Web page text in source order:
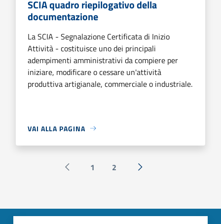
SCIA quadro riepilogativo della
documentazione
La SCIA - Segnalazione Certificata di Inizio
Attività - costituisce uno dei principali
adempimenti amministrativi da compiere per
iniziare, modificare o cessare un'attività
produttiva artigianale, commerciale o industriale.
VAI ALLA PAGINA
Pagina precedente
1 2 Successiva »